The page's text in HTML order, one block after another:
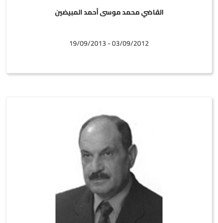
القاضي محمد موسى أحمد المبيضين
03/09/2012 - 19/09/2013